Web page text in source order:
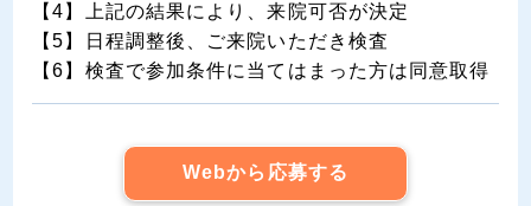
【4】上記の結果により、来院可否が決定
【5】日程調整後、ご来院いただき検査
【6】検査で参加条件に当てはまった方は同意取得
Webから応募する